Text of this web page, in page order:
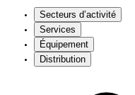
Secteurs d’activité
Services
Équipement
Distribution